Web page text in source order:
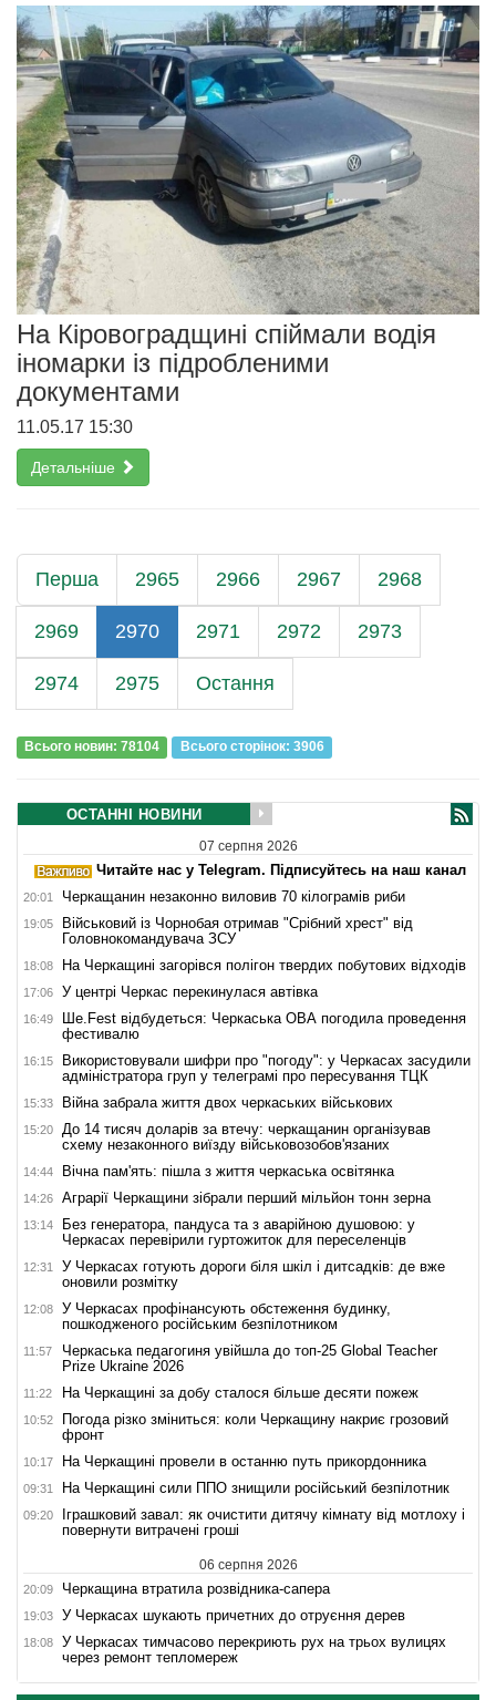
На Кіровоградщині спіймали водія
іномарки із підробленими
документами
11.05.17 15:30
Детальніше
Перша 2965 2966 2967 2968
2969 2970 2971 2972 2973
2974 2975 Остання
Всього новин: 78104 Всього сторiнок: 3906
ОСТАННІ НОВИНИ
07 серпня 2026
Читайте нас у Telegram. Підписуйтесь на наш канал
20:01 Черкащанин незаконно виловив 70 кілограмів риби
19:05
Військовий із Чорнобая отримав "Срібний хрест" від
Головнокомандувача ЗСУ
18:08 На Черкащині загорівся полігон твердих побутових відходів
17:06 У центрі Черкас перекинулася автівка
16:49
Ше.Fest відбудеться: Черкаська ОВА погодила проведення
фестивалю
16:15
Використовували шифри про "погоду": у Черкасах засудили
адміністратора груп у телеграмі про пересування ТЦК
15:33 Війна забрала життя двох черкаських військових
15:20
До 14 тисяч доларів за втечу: черкащанин організував
схему незаконного виїзду військовозобов'язаних
14:44 Вічна пам'ять: пішла з життя черкаська освітянка
14:26 Аграрії Черкащини зібрали перший мільйон тонн зерна
13:14
Без генератора, пандуса та з аварійною душовою: у
Черкасах перевірили гуртожиток для переселенців
12:31
У Черкасах готують дороги біля шкіл і дитсадків: де вже
оновили розмітку
12:08
У Черкасах профінансують обстеження будинку,
пошкодженого російським безпілотником
11:57
Черкаська педагогиня увійшла до топ-25 Global Teacher
Prize Ukraine 2026
11:22 На Черкащині за добу сталося більше десяти пожеж
10:52
Погода різко зміниться: коли Черкащину накриє грозовий
фронт
10:17 На Черкащині провели в останню путь прикордонника
09:31 На Черкащині сили ППО знищили російський безпілотник
09:20
Іграшковий завал: як очистити дитячу кімнату від мотлоху і
повернути витрачені гроші
06 серпня 2026
20:09 Черкащина втратила розвідника-сапера
19:03 У Черкасах шукають причетних до отруєння дерев
18:08
У Черкасах тимчасово перекриють рух на трьох вулицях
через ремонт тепломереж